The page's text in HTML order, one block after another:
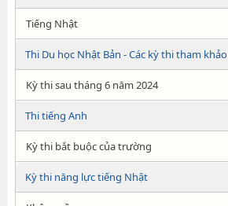
Tiếng Nhật
Thi Du học Nhật Bản - Các kỳ thi tham khảo
Kỳ thi sau tháng 6 năm 2024
Thi tiếng Anh
Kỳ thi bắt buộc của trường
Kỳ thi năng lực tiếng Nhật